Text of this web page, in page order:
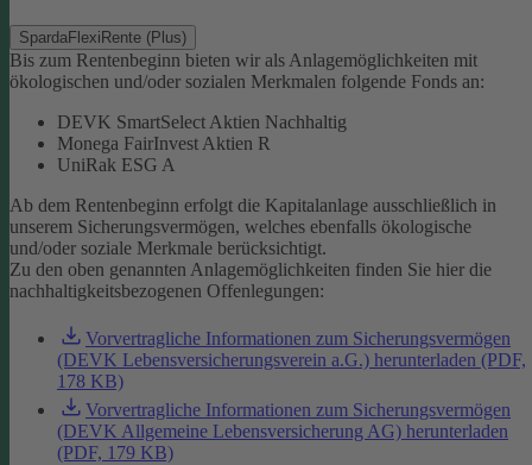
SpardaFlexiRente (Plus)
Bis zum Rentenbeginn bieten wir als Anlagemöglichkeiten mit
ökologischen und/oder sozialen Merkmalen folgende Fonds an:
DEVK SmartSelect Aktien Nachhaltig
Monega FairInvest Aktien R
UniRak ESG A
Ab dem Rentenbeginn erfolgt die Kapitalanlage ausschließlich in
unserem Sicherungsvermögen, welches ebenfalls ökologische
und/oder soziale Merkmale berücksichtigt.
Zu den oben genannten Anlagemöglichkeiten finden Sie hier die
nachhaltigkeitsbezogenen Offenlegungen:
Vorvertragliche Informationen zum Sicherungsvermögen
(DEVK Lebensversicherungsverein a.G.) herunterladen (PDF,
178 KB)
Vorvertragliche Informationen zum Sicherungsvermögen
(DEVK Allgemeine Lebensversicherung AG) herunterladen
(PDF, 179 KB)